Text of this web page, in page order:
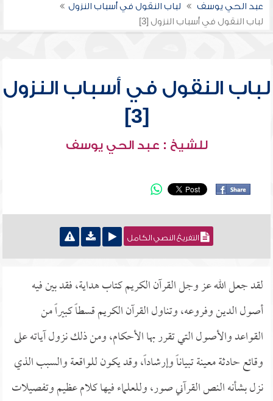
عبد الحي يوسف
لباب النقول في أسباب النزول
لباب النقول في أسباب النزول [3]
لباب النقول في أسباب النزول
[3]
للشيخ : عبد الحي يوسف
التفريغ النصي الكامل
لقد جعل الله عز وجل القرآن الكريم كتاب هداية، فقد بين فيه
أصول الدين وفروعه، وتناول القرآن الكريم قسطاً كبيراً من
القواعد والأصول التي تقرر بها الأحكام، ومن ذلك نزول آياته على
وقائع حادثة معينة تبياناً وإرشاداً، وقد يكون للواقعة والسبب الذي
نزل بشأنه النص القرآني صور، وللعلماء فيها كلام عظيم وتفصيلات